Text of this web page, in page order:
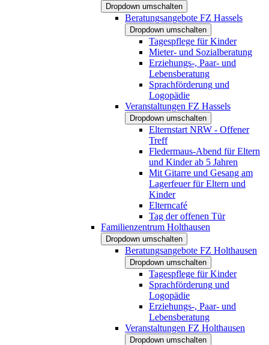
Dropdown umschalten
Beratungsangebote FZ Hassels
Dropdown umschalten
Tagespflege für Kinder
Mieter- und Sozialberatung
Erziehungs-, Paar- und
Lebensberatung
Sprachförderung und
Logopädie
Veranstaltungen FZ Hassels
Dropdown umschalten
Elternstart NRW - Offener
Treff
Fledermaus-Abend für Eltern
und Kinder ab 5 Jahren
Mit Gitarre und Gesang am
Lagerfeuer für Eltern und
Kinder
Elterncafé
Tag der offenen Tür
Familienzentrum Holthausen
Dropdown umschalten
Beratungsangebote FZ Holthausen
Dropdown umschalten
Tagespflege für Kinder
Sprachförderung und
Logopädie
Erziehungs-, Paar- und
Lebensberatung
Veranstaltungen FZ Holthausen
Dropdown umschalten